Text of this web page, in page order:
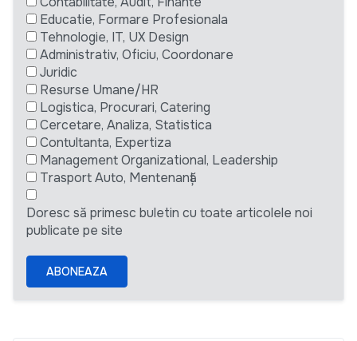
Educatie, Formare Profesionala
Tehnologie, IT, UX Design
Administrativ, Oficiu, Coordonare
Juridic
Resurse Umane/HR
Logistica, Procurari, Catering
Cercetare, Analiza, Statistica
Contultanta, Expertiza
Management Organizational, Leadership
Trasport Auto, Mentenanță
Doresc să primesc buletin cu toate articolele noi
publicate pe site
ABONEAZA